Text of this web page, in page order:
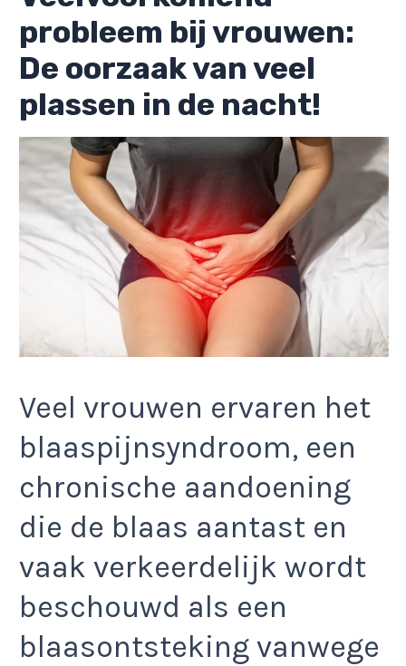
probleem bij vrouwen:
De oorzaak van veel
plassen in de nacht!
Veel vrouwen ervaren het
blaaspijnsyndroom, een
chronische aandoening
die de blaas aantast en
vaak verkeerdelijk wordt
beschouwd als een
blaasontsteking vanwege